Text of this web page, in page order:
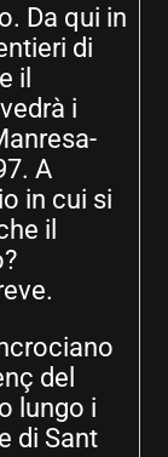
Da qui in
di
il
i
A
in cui si
il
del
lungo i
di Sant